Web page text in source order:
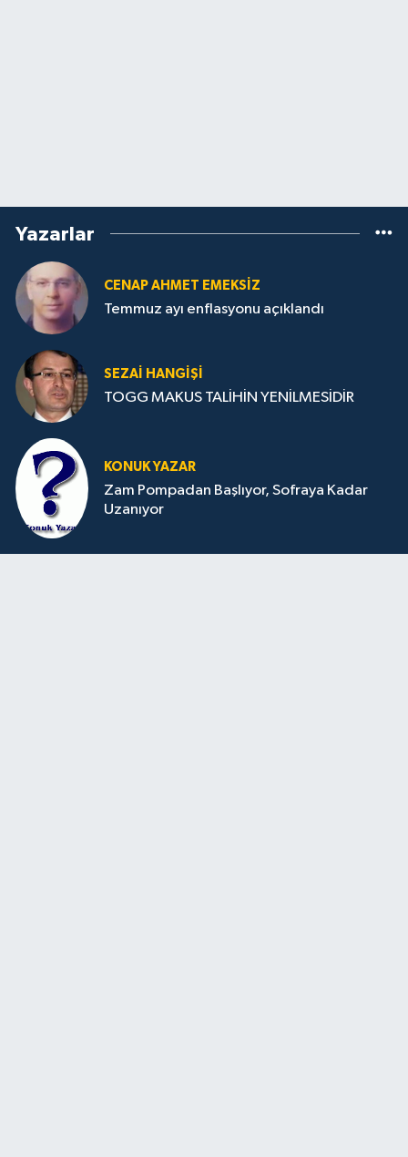
Yazarlar
CENAP AHMET EMEKSİZ
Temmuz ayı enflasyonu açıklandı
SEZAI HANGİŞİ
TOGG MAKUS TALİHİN YENİLMESİDİR
KONUK YAZAR
Zam Pompadan Başlıyor, Sofraya Kadar
Uzanıyor